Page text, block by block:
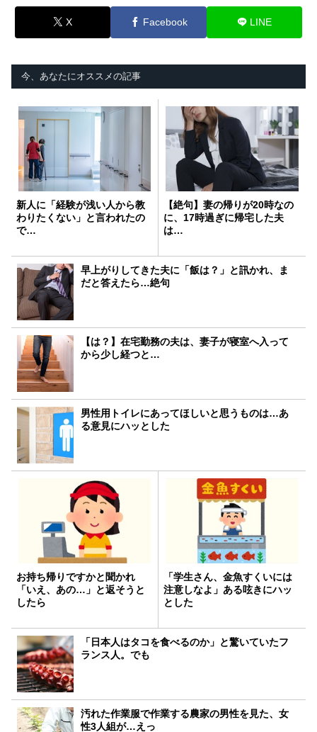
X Facebook LINE
今、あなたにオススメの記事
新人に「経験が浅い人から教
わりたくない」と言われたの
で…
【絶句】妻の帰りが20時なの
に、17時過ぎに帰宅した夫
は…
早上がりしてきた夫に「飯は？」と訊かれ、ま
だと答えたら…絶句
【は？】在宅勤務の夫は、妻子が寝室へ入って
から少し経つと…
男性用トイレにあってほしいと思うものは…あ
る意見にハッとした
お持ち帰りですかと聞かれ
「いえ、あの…」と返そうと
したら
「学生さん、金魚すくいには
注意しなよ」ある呟きにハッ
とした
「日本人はタコを食べるのか」と驚いていたフ
ランス人。でも
汚れた作業服で作業する農家の男性を見た、女
性3人組が…えっ